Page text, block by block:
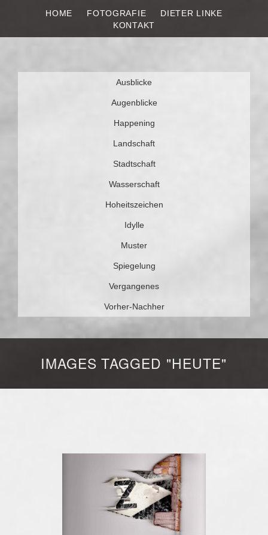
HOME FOTOGRAFIE
DIETER LINKE
KONTAKT
DIETER LINKE
Ausblicke
Augenblicke
Happening
Landschaft
Stadtschaft
Wasserschaft
Hoheitszeichen
Idylle
Muster
Spiegelung
Vergangenes
Vorher-Nachher
IMAGES TAGGED "HEUTE"